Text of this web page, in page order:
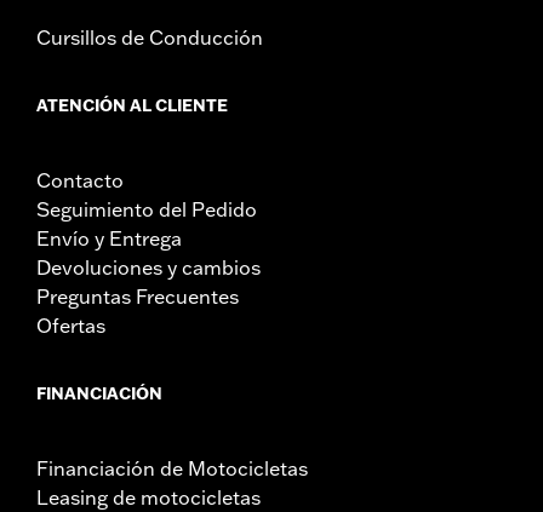
Cursillos de Conducción
ATENCIÓN AL CLIENTE
Contacto
Seguimiento del Pedido
Envío y Entrega
Devoluciones y cambios
Preguntas Frecuentes
Ofertas
FINANCIACIÓN
Financiación de Motocicletas
Leasing de motocicletas